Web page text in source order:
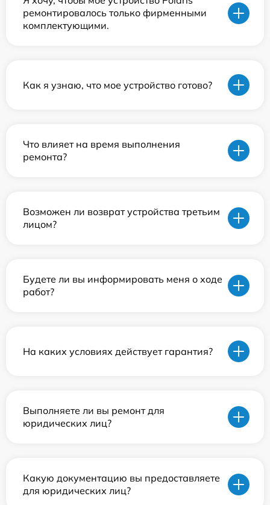
ремонтировалось только фирменными
комплектующими.
Как я узнаю, что мое устройство готово?
Что влияет на время выполнения
ремонта?
Возможен ли возврат устройства третьим
лицом?
Будете ли вы информировать меня о ходе
работ?
На каких условиях действует гарантия?
Выполняете ли вы ремонт для
юридических лиц?
Какую документацию вы предоставляете
для юридических лиц?